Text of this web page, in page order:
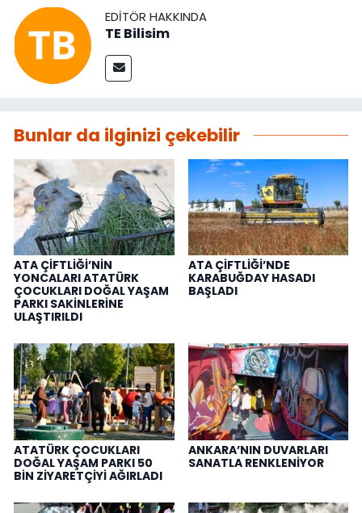
EDITÖR HAKKINDA
TE Bilisim
Bunlar da ilginizi çekebilir
ATA ÇİFTLİĞİ’NİN
YONCALARI ATATÜRK
ÇOCUKLARI DOĞAL YAŞAM
PARKI SAKİNLERİNE
ULAŞTIRILDI
ATA ÇİFTLİĞİ’NDE
KARABUĞDAY HASADI
BAŞLADI
ATATÜRK ÇOCUKLARI
DOĞAL YAŞAM PARKI 50
BİN ZİYARETÇİYİ AĞIRLADI
ANKARA’NIN DUVARLARI
SANATLA RENKLENİYOR